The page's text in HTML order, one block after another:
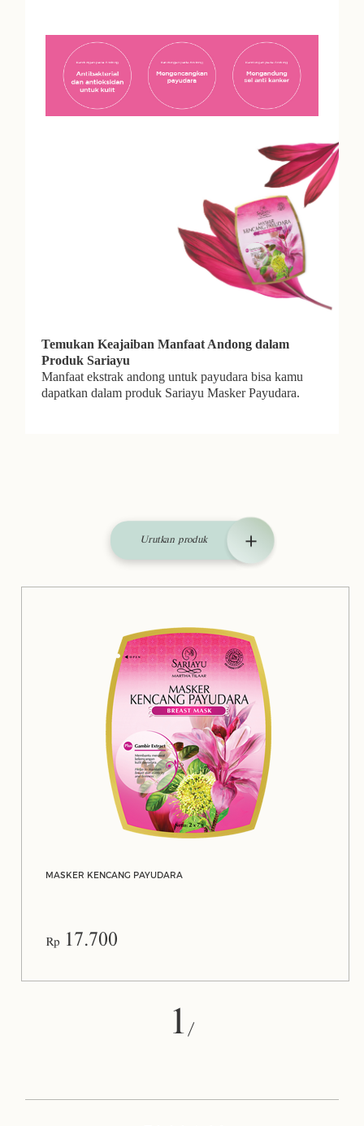
Temukan Keajaiban Manfaat Andong dalam
Produk Sariayu
Manfaat ekstrak andong untuk payudara bisa kamu
dapatkan dalam produk Sariayu Masker Payudara.
Urutkan produk
MASKER KENCANG PAYUDARA
Rp 17.700
1 /